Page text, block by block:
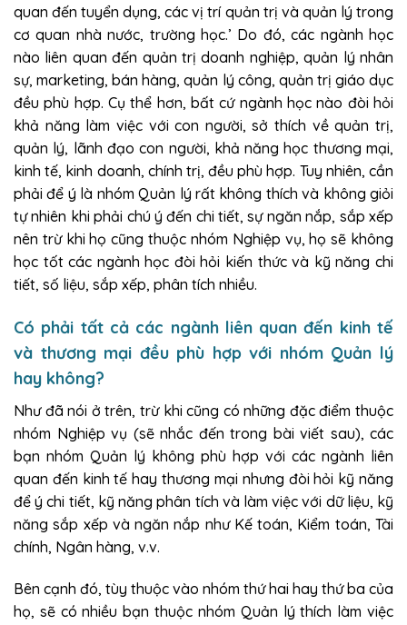
quan đến tuyển dụng, các vị trí quản trị và quản lý trong
cơ quan nhà nước, trường học.’ Do đó, các ngành học
nào liên quan đến quản trị doanh nghiệp, quản lý nhân
sự, marketing, bán hàng, quản lý công, quản trị giáo dục
đều phù hợp. Cụ thể hơn, bất cứ ngành học nào đòi hỏi
khả năng làm việc với con người, sở thích về quản trị,
quản lý, lãnh đạo con người, khả năng học thương mại,
kinh tế, kinh doanh, chính trị, đều phù hợp. Tuy nhiên, cần
phải để ý là nhóm Quản lý rất không thích và không giỏi
tự nhiên khi phải chú ý đến chi tiết, sự ngăn nắp, sắp xếp
nên trừ khi họ cũng thuộc nhóm Nghiệp vụ, họ sẽ không
học tốt các ngành học đòi hỏi kiến thức và kỹ năng chi
tiết, số liệu, sắp xếp, phân tích nhiều.
Có phải tất cả các ngành liên quan đến kinh tế
và thương mại đều phù hợp với nhóm Quản lý
hay không?
Như đã nói ở trên, trừ khi cũng có những đặc điểm thuộc
nhóm Nghiệp vụ (sẽ nhắc đến trong bài viết sau), các
bạn nhóm Quản lý không phù hợp với các ngành liên
quan đến kinh tế hay thương mại nhưng đòi hỏi kỹ năng
để ý chi tiết, kỹ năng phân tích và làm việc với dữ liệu, kỹ
năng sắp xếp và ngăn nắp như Kế toán, Kiểm toán, Tài
chính, Ngân hàng, v.v.
Bên cạnh đó, tùy thuộc vào nhóm thứ hai hay thứ ba của
họ, sẽ có nhiều bạn thuộc nhóm Quản lý thích làm việc